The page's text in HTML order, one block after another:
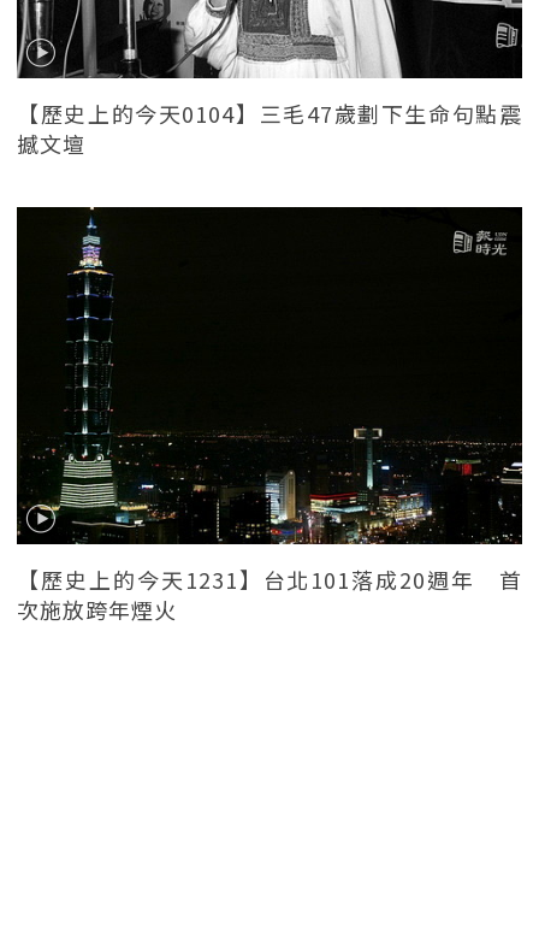
【歷史上的今天0104】三毛47歲劃下生命句點震
撼文壇
【歷史上的今天1231】台北101落成20週年 首
次施放跨年煙火